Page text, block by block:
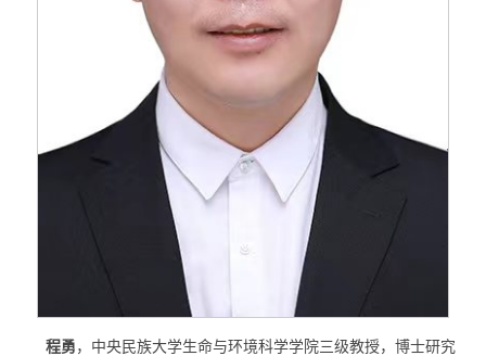
程勇，中央民族大学生命与环境科学学院三级教授，博士研究